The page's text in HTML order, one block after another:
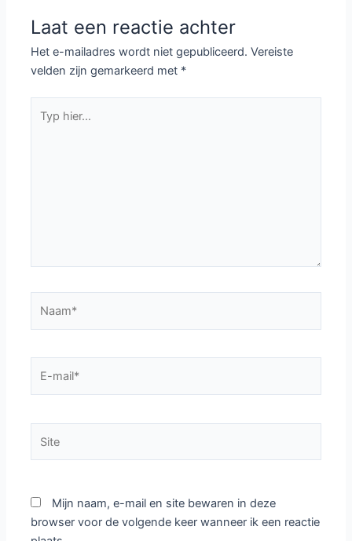
Laat een reactie achter
Het e-mailadres wordt niet gepubliceerd. Vereiste
velden zijn gemarkeerd met *
hier...
mail*
Mijn naam, e-mail en site bewaren in deze
browser voor de volgende keer wanneer ik een reactie